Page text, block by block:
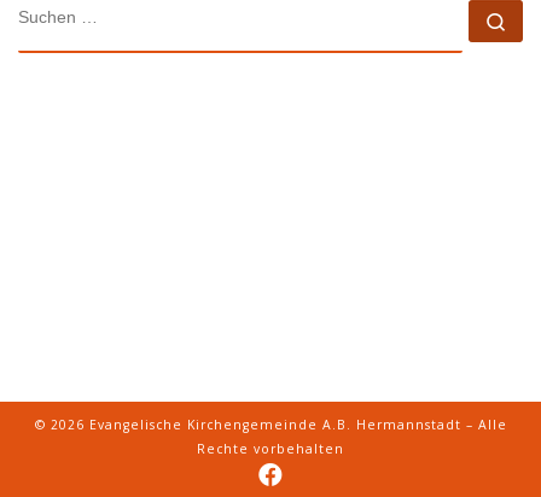
SUCHE
© 2026 Evangelische Kirchengemeinde A.B. Hermannstadt – Alle
Rechte vorbehalten